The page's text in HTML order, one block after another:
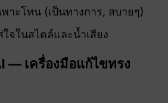
าะโทน (เป็นทางการ, สบายๆ)
จในสไตล์และน้ำเสียง
— เครื่องมือแก้ไขทรง